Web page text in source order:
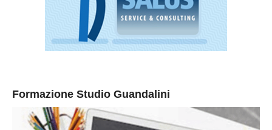
Formazione Studio Guandalini